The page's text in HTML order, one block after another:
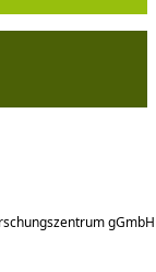
gGmbH